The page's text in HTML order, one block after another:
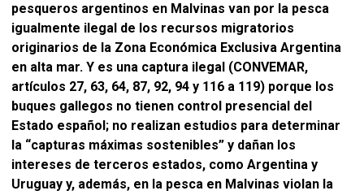
pesqueros argentinos en Malvinas van por la pesca
igualmente ilegal de los recursos migratorios
originarios de la Zona Económica Exclusiva Argentina
en alta mar. Y es una captura ilegal (CONVEMAR,
artículos 27, 63, 64, 87, 92, 94 y 116 a 119) porque los
buques gallegos no tienen control presencial del
Estado español; no realizan estudios para determinar
la “capturas máximas sostenibles” y dañan los
intereses de terceros estados, como Argentina y
Uruguay y, además, en la pesca en Malvinas violan la